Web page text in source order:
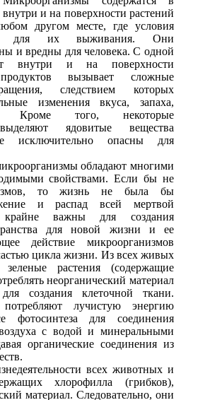
внутри и на поверхности растений
другом месте, где условия
для их выживания. Они
и вредны для человека. С одной
внутри и на поверхности
вызывает сложные
следствием которых
изменения вкуса, запаха,
Кроме того, некоторые
ядовитые вещества
исключительно опасны для
обладают многими
свойствами. Если бы не
то жизнь не была бы
и распад всей мертвой
важны для создания
для новой жизни и ее
действие микроорганизмов
цикла жизни. Из всех живых
зеленые растения (содержащие
неорганический материал
создания клеточной ткани.
лучистую энергию
фотосинтеза для соединения
с водой и минеральными
органические соединения из
всех животных и
хлорофилла (грибков),
материал. Следовательно, они